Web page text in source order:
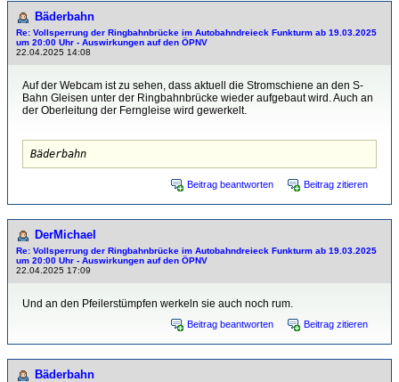
Bäderbahn
Re: Vollsperrung der Ringbahnbrücke im Autobahndreieck Funkturm ab 19.03.2025
um 20:00 Uhr - Auswirkungen auf den ÖPNV
22.04.2025 14:08
Auf der Webcam ist zu sehen, dass aktuell die Stromschiene an den S-
Bahn Gleisen unter der Ringbahnbrücke wieder aufgebaut wird. Auch an
der Oberleitung der Ferngleise wird gewerkelt.
Bäderbahn
Beitrag beantworten Beitrag zitieren
DerMichael
Re: Vollsperrung der Ringbahnbrücke im Autobahndreieck Funkturm ab 19.03.2025
um 20:00 Uhr - Auswirkungen auf den ÖPNV
22.04.2025 17:09
Und an den Pfeilerstümpfen werkeln sie auch noch rum.
Beitrag beantworten Beitrag zitieren
Bäderbahn